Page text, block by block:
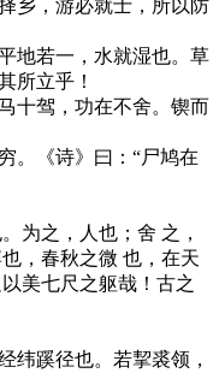
乡，游必就士，所以防
地若一，水就湿也。草
其所立乎！
十驾，功在不舍。锲而
。《诗》曰：“尸鸠在
为之，人也；舍 之，
，春秋之微 也，在天
美七尺之躯哉！古之
蹊径也。若挈裘领，